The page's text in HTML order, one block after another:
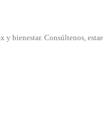
y bienestar. Consúltenos,